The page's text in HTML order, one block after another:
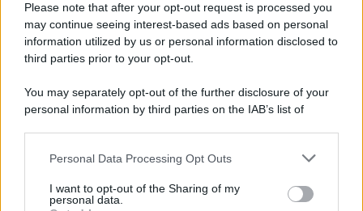
Please note that after your opt-out request is processed you
may continue seeing interest-based ads based on personal
information utilized by us or personal information disclosed to
third parties prior to your opt-out.
You may separately opt-out of the further disclosure of your
personal information by third parties on the IAB’s list of
This information may also be disclosed by us to third parties
disclose it to other third parties.
Personal Data Processing Opt Outs
I want to opt-out of the Sharing of my
personal data.
ISCRIZIONE AL ROC N. 35792 – ISCRITTA ALL’ANSO
(ASSOCIAZIONE NAZIONALE STAMPA ONLINE)
PREFERENZE PRIVACY